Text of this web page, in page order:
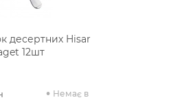
десертних Hisar
12шт
Немає в